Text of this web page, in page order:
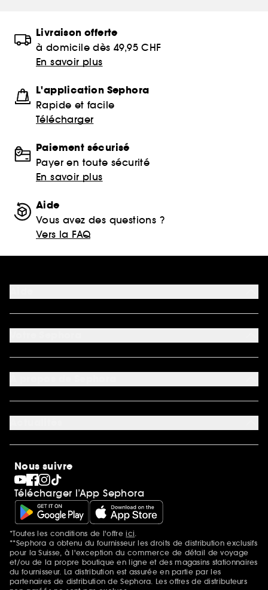
Livraison offerte
à domicile dès 49,95 CHF
En savoir plus
L'application Sephora
Rapide et facile
Télécharger
Paiement sécurisé
Payer en toute sécurité
En savoir plus
Aide
Vous avez des questions ?
Vers la FAQ
FAQ
Nous contacter
Mon compte
Préférence cookies
Découvrir Sephora
Carrière
SEPHORA Prize
Clean at Sephora
Pride
Nous suivre
Télécharger l’App Sephora
Mentions additionnelles
*Toutes les conditions de l'offreici.
**Sephora a obtenu du fournisseur les droits de distribution exclusifs
pour la Suisse, à l'exception du commerce de détail de voyage
et/ou de la propre boutique en ligne et des magasins stationnaires
du fournisseur. La distribution est assurée en partie par les
partenaires de distribution de Sephora. Les offres de distributeurs